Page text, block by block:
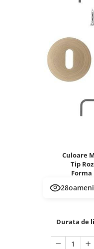
Woodstock PRO 8mm
Woodstock XL 10mm
Woodstock XL 8mm
ADO Floor - SPC
Kronotex - Laminat
Evolution 12 mm
Exquisit 8 mm
Culoare
Tip
Forma
28
Durata de